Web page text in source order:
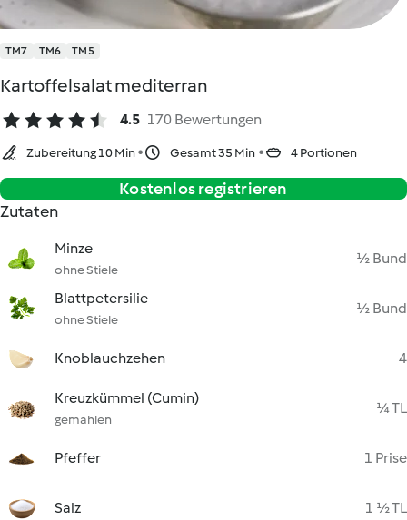
TM7 TM6 TM5
Kartoffelsalat mediterran
4.5 170 Bewertungen
Zubereitung 10 Min Gesamt 35 Min 4 Portionen
Kostenlos registrieren
Zutaten
Minze
ohne Stiele
½ Bund
Blattpetersilie
ohne Stiele
½ Bund
Knoblauchzehen 4
Kreuzkümmel (Cumin)
gemahlen
¼ TL
Pfeffer 1 Prise
Salz 1 ½ TL